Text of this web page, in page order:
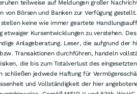
teilweise auf Meldungen großer
von Börsen und Banken zur Verfügung
keine wie immer geartete
etwaiger Kursentwicklungen zu verstehen.
Anlageberatung. Leser, die aufgrund der
Transaktionen durchführen, handeln
die bis zum Totalverlust des
schließen jedwede Haftung für
und Vollständigkeit der hier